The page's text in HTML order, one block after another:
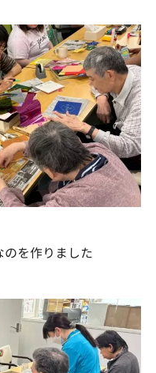
を作りました